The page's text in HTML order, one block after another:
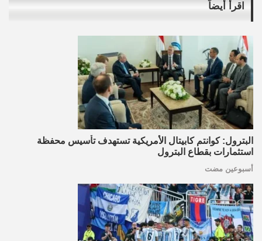
اقرأ أيضاً
البترول: كوانتم كابيتال الأمريكية تستهدف تأسيس محفظة
استثمارات بقطاع البترول
أسبوعين مضت